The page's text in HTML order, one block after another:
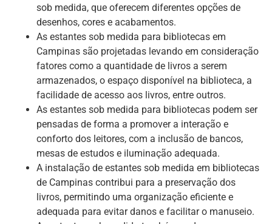
sob medida, que oferecem diferentes opções de
desenhos, cores e acabamentos.
As estantes sob medida para bibliotecas em
Campinas são projetadas levando em consideração
fatores como a quantidade de livros a serem
armazenados, o espaço disponível na biblioteca, a
facilidade de acesso aos livros, entre outros.
As estantes sob medida para bibliotecas podem ser
pensadas de forma a promover a interação e
conforto dos leitores, com a inclusão de bancos,
mesas de estudos e iluminação adequada.
A instalação de estantes sob medida em bibliotecas
de Campinas contribui para a preservação dos
livros, permitindo uma organização eficiente e
adequada para evitar danos e facilitar o manuseio.